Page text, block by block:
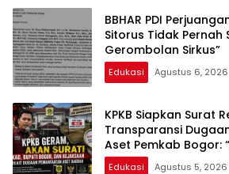
BBHAR PDI
Sitorus Tidak Pernah
Gerombolan Sirkus”
Edukasi Agustus 6, 2026
KPKB Siapkan Surat
Transparansi
Aset Pemkab Bogor:
Publik Bertanya-
Edukasi Agustus 5, 2026